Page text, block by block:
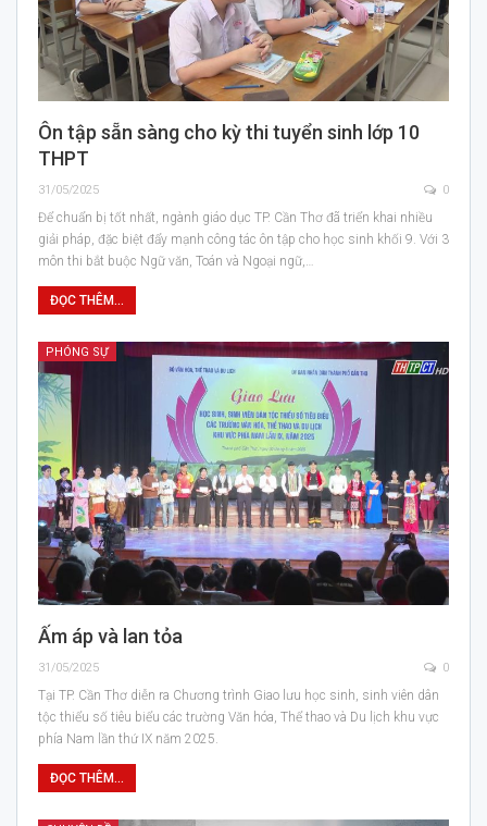
Ôn tập sẵn sàng cho kỳ thi tuyển sinh lớp 10
THPT
31/05/2025 0
Để chuẩn bị tốt nhất, ngành giáo dục TP. Cần Thơ đã triển khai nhiều
giải pháp, đặc biệt đẩy mạnh công tác ôn tập cho học sinh khối 9. Với 3
môn thi bắt buộc Ngữ văn, Toán và Ngoại ngữ,…
ĐỌC THÊM...
PHÓNG SỰ
Ấm áp và lan tỏa
31/05/2025 0
Tại TP. Cần Thơ diễn ra Chương trình Giao lưu học sinh, sinh viên dân
tộc thiểu số tiêu biểu các trường Văn hóa, Thể thao và Du lịch khu vực
phía Nam lần thứ IX năm 2025.
ĐỌC THÊM...